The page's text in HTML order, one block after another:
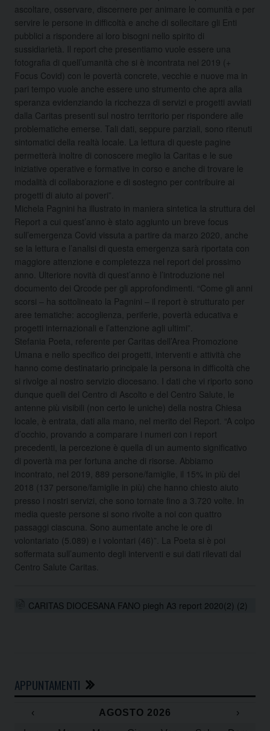
ascoltare, osservare, discernere per animare le comunità e per
servire le persone in difficoltà e anche di sollecitare gli Enti
pubblici a rispondere ai loro bisogni nello spirito di
sussidiarietà. Il report che presentiamo vuole essere una
fotografia di quell’umanità che si è incontrata nel 2019 (+
Focus Covid) con le povertà concrete, vecchie e nuove ma in
pari tempo vuole anche essere uno strumento che apra alla
speranza evidenziando la ricchezza di servizi e progetti avviati
dalla Caritas presenti sul nostro territorio per rispondere alle
problematiche emerse. Tali dati, seppure parziali, sono ritenuti
sintomatici della realtà locale. La lettura di queste pagine
permetterà inoltre di conoscere meglio la Caritas e le sue
iniziative operative e formative in corso e anche di trovare le
modalità di collaborazione e di sostegno per contribuire ai
progetti di aiuto ai poveri”.
Michela Pagnini ha illustrato in maniera sintetica la struttura del
Report a cui quest’anno è stato aggiunto un breve focus
sull’emergenza Covid vissuta a partire da marzo 2020, anche
se la lettura e l’analisi di questa emergenza sarà riportata con
maggiore attenzione e completezza nel report del prossimo
anno. Ulteriore novità di quest’anno è l’introduzione nel
documento dei Qrcode per gli approfondimenti. “Come gli anni
scorsi – ha sottolineato la Pagnini – il report è strutturato per
aree tematiche: accoglienza, periferie, povertà educativa e
progetti internazionali e l’attenzione agli ultimi”.
Stefania Poeta, referente per Caritas dell’Area Promozione
Umana e nello specifico dei progetti, interventi e attività che
hanno come destinatario principale la persona in difficoltà che
si rivolge al nostro servizio diocesano. I dati che vi riporto sono
dunque quelli del Centro di Ascolto e del Centro Salute, le
antenne più visibili (non certo le uniche) della nostra Chiesa
locale, è entrata, dati alla mano, nel merito del Report. “A colpo
d’occhio, provando a comparare i numeri con i report
precedenti, la percezione è quella di un aumento significativo
di povertà ma per fortuna anche di risorse. Abbiamo
incontrato, nel 2019, 889 persone/famiglie, il 15% in più del
2018 (137 persone/famiglie in più) che hanno chiesto aiuto
presso i nostri servizi, che sono tornate fino a 3.720 volte. In
media queste persone si sono rivolte a noi con quattro
passaggi ciascuna. Sono aumentate anche le ore di
volontariato (5.089) e i volontari (46)”. La Poeta si è poi
soffermata sull’aumento degli interventi e sui dati rilevati dal
Centro Salute Caritas.
CARITAS DIOCESANA FANO piegh A3 report 2020(2) (2)
APPUNTAMENTI
‹ AGOSTO 2026
›